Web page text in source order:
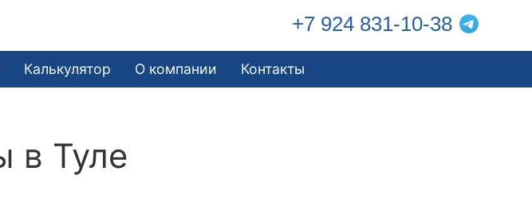
+7 924 831-10-38
Калькулятор О компании Контакты
в Туле